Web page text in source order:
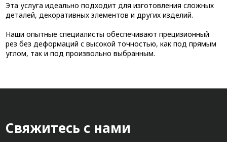
Эта услуга идеально подходит для изготовления сложных
деталей, декоративных элементов и других изделий.
Наши опытные специалисты обеспечивают прецизионный
рез без деформаций с высокой точностью, как под прямым
углом, так и под произвольно выбранным.
Свяжитесь с нами